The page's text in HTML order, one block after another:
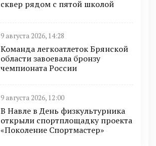
сквер рядом с пятой школой
9 августа 2026, 14:28
Команда легкоатлеток Брянской
области завоевала бронзу
чемпионата России
9 августа 2026, 12:00
В Навле в День физкультурника
открыли спортплощадку проекта
«Поколение Спортмастер»